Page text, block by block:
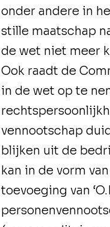
onder andere in
stille maatschap
de wet niet meer
Ook raadt de
in de wet op te
vennootschap
blijken uit de
kan in de vorm
toevoeging van